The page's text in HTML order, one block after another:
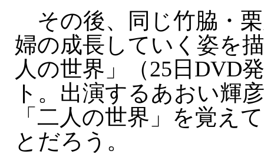
その後、同じ竹脇・
婦の成長していく姿を
人の世界」（25日DVD
ト。出演するあおい輝
「二人の世界」を覚え
とだろう。